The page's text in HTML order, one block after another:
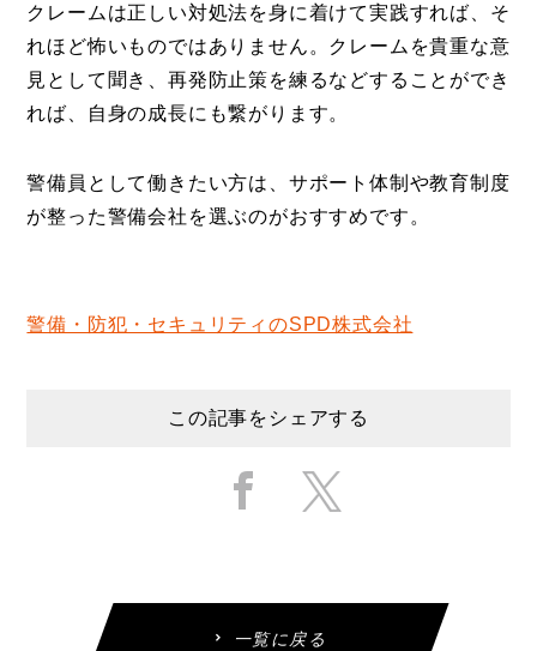
クレームは正しい対処法を身に着けて実践すれば、そ
れほど怖いものではありません。クレームを貴重な意
見として聞き、再発防止策を練るなどすることができ
れば、自身の成長にも繋がります。
警備員として働きたい方は、サポート体制や教育制度
が整った警備会社を選ぶのがおすすめです。
警備・防犯・セキュリティのSPD株式会社
この記事をシェアする
一覧に戻る